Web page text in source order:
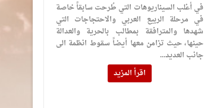
في أغلب السيناريوهات التي طُرحت سابقاً خاصة
في مرحلة الربيع العربي والاحتجاجات التي
شهدها والمترافقة بمطالب بالحرية والعدالة
حينها، حيث تزامن معها أيضاً سقوط انظمة الى
جانب العديد...
اقرأ المزيد